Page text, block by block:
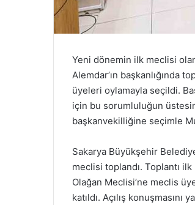
Yeni dönemin ilk meclisi
Alemdar’ın başkanlığında
üyeleri oylamayla seçildi.
için bu sorumluluğun
başkanvekilliğine seçimle
Sakarya Büyükşehir
meclisi toplandı. Toplantı
Olağan Meclisi’ne meclis
katıldı. Açılış